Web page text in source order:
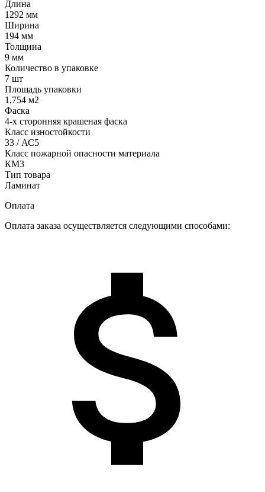
Длина
1292 мм
Ширина
194 мм
Толщина
9 мм
Количество в упаковке
7 шт
Площадь упаковки
1,754 м2
Фаска
4-х сторонняя крашеная фаска
Класс изностойкости
33 / АС5
Класс пожарной опасности материала
КМ3
Тип товара
Ламинат
Оплата
Оплата заказа осуществляется следующими способами: